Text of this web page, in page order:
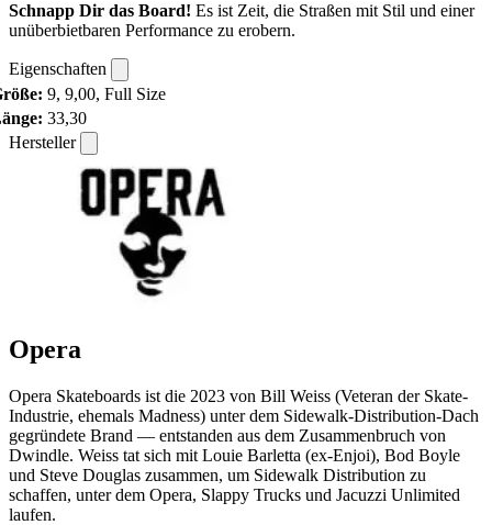
Schnapp Dir das Board! Es ist Zeit, die Straßen mit Stil und einer
unüberbietbaren Performance zu erobern.
Eigenschaften
9, 9,00, Full Size
33,30
Hersteller
Opera
Opera Skateboards ist die 2023 von Bill Weiss (Veteran der Skate-
Industrie, ehemals Madness) unter dem Sidewalk-Distribution-Dach
gegründete Brand — entstanden aus dem Zusammenbruch von
Dwindle. Weiss tat sich mit Louie Barletta (ex-Enjoi), Bod Boyle
und Steve Douglas zusammen, um Sidewalk Distribution zu
schaffen, unter dem Opera, Slappy Trucks und Jacuzzi Unlimited
laufen.